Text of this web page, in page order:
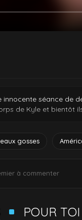
séance de
de Kyle et bientôt
gosses
à commenter
POUR TOI